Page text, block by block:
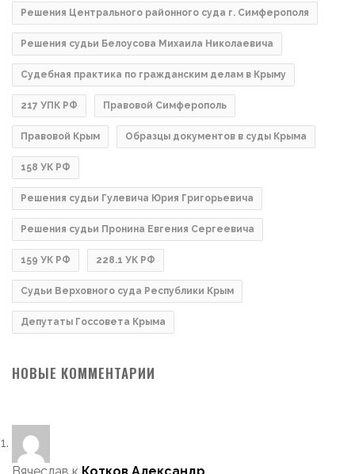
Решения Центрального районного суда г. Симферополя
Решения судьи Белоусова Михаила Николаевича
Судебная практика по гражданским делам в Крыму
217 УПК РФ Правовой Симферополь
Правовой Крым Образцы документов в суды Крыма
158 УК РФ
Решения судьи Гулевича Юрия Григорьевича
Решения судьи Пронина Евгения Сергеевича
159 УК РФ 228.1 УК РФ
Судьи Верховного суда Республики Крым
Депутаты Госсовета Крыма
НОВЫЕ КОММЕНТАРИИ
Вячеслав к Котков Александр